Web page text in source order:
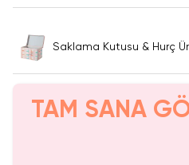
Saklama Kutusu & Hurç
TAM SANA